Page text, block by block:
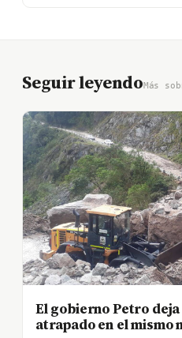
Seguir leyendoMás
El gobierno Petro
atrapado en el mismo